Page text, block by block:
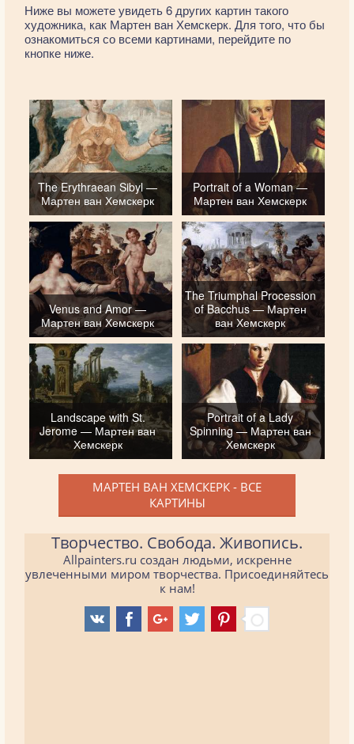
Ниже вы можете увидеть 6 других картин такого
художника, как Мартен ван Хемскерк. Для того, что бы
ознакомиться со всеми картинами, перейдите по
кнопке ниже.
The Erythraean Sibyl —
Мартен ван Хемскерк
Portrait of a Woman —
Мартен ван Хемскерк
Venus and Amor —
Мартен ван Хемскерк
The Triumphal Procession
of Bacchus — Мартен
ван Хемскерк
Landscape with St.
Jerome — Мартен ван
Хемскерк
Portrait of a Lady
Spinning — Мартен ван
Хемскерк
МАРТЕН ВАН ХЕМСКЕРК - ВСЕ
КАРТИНЫ
Творчество. Свобода. Живопись.
Allpainters.ru создан людьми, искренне
увлеченными миром творчества. Присоединяйтесь
к нам!